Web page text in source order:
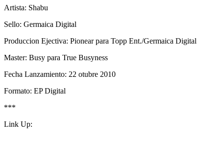
Artista: Shabu
Sello: Germaica Digital
Produccion Ejectiva: Pionear para Topp Ent./Germaica Digital
Master: Busy para True Busyness
Fecha Lanzamiento: 22 otubre 2010
Formato: EP Digital
***
Link Up: